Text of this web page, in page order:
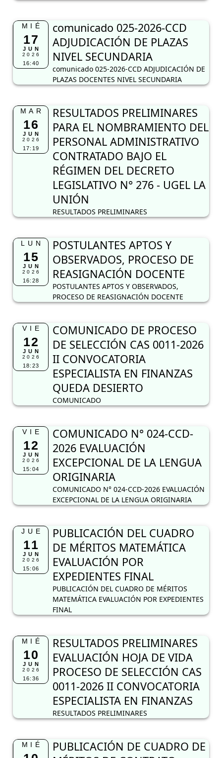
MIÉ
17
JUN
2026
16:40
comunicado 025-2026-CCD
ADJUDICACIÓN DE PLAZAS
NIVEL SECUNDARIA
comunicado 025-2026-CCD ADJUDICACIÓN DE
PLAZAS DOCENTES NIVEL SECUNDARIA
MAR
16
JUN
2026
17:19
RESULTADOS PRELIMINARES
PARA EL NOMBRAMIENTO DEL
PERSONAL ADMINISTRATIVO
CONTRATADO BAJO EL
RÉGIMEN DEL DECRETO
LEGISLATIVO N° 276 - UGEL LA
UNIÓN
RESULTADOS PRELIMINARES
LUN
15
JUN
2026
16:28
POSTULANTES APTOS Y
OBSERVADOS, PROCESO DE
REASIGNACIÓN DOCENTE
POSTULANTES APTOS Y OBSERVADOS,
PROCESO DE REASIGNACIÓN DOCENTE
VIE
12
JUN
2026
18:23
COMUNICADO DE PROCESO
DE SELECCIÓN CAS 0011-2026
II CONVOCATORIA
ESPECIALISTA EN FINANZAS
QUEDA DESIERTO
COMUNICADO
VIE
12
JUN
2026
15:04
COMUNICADO N° 024-CCD-
2026 EVALUACIÓN
EXCEPCIONAL DE LA LENGUA
ORIGINARIA
COMUNICADO N° 024-CCD-2026 EVALUACIÓN
EXCEPCIONAL DE LA LENGUA ORIGINARIA
JUE
11
JUN
2026
15:06
PUBLICACIÓN DEL CUADRO
DE MÉRITOS MATEMÁTICA
EVALUACIÓN POR
EXPEDIENTES FINAL
PUBLICACIÓN DEL CUADRO DE MÉRITOS
MATEMÁTICA EVALUACIÓN POR EXPEDIENTES
FINAL
MIÉ
10
JUN
2026
16:36
RESULTADOS PRELIMINARES
EVALUACIÓN HOJA DE VIDA
PROCESO DE SELECCIÓN CAS
0011-2026 II CONVOCATORIA
ESPECIALISTA EN FINANZAS
RESULTADOS PRELIMINARES
MIÉ
PUBLICACIÓN DE CUADRO DE